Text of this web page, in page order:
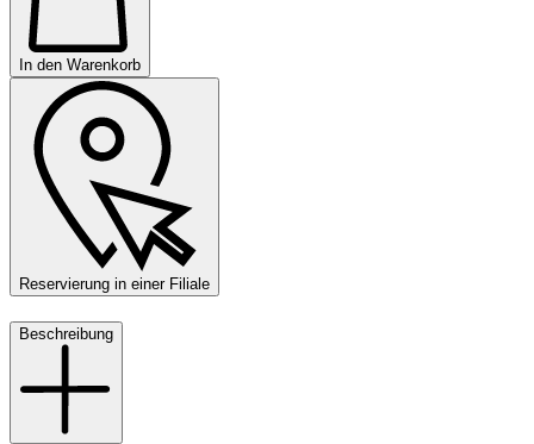
In den Warenkorb
Reservierung in einer Filiale
Beschreibung